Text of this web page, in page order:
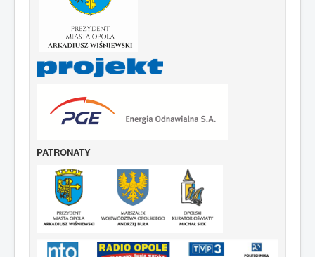
PATRONATY